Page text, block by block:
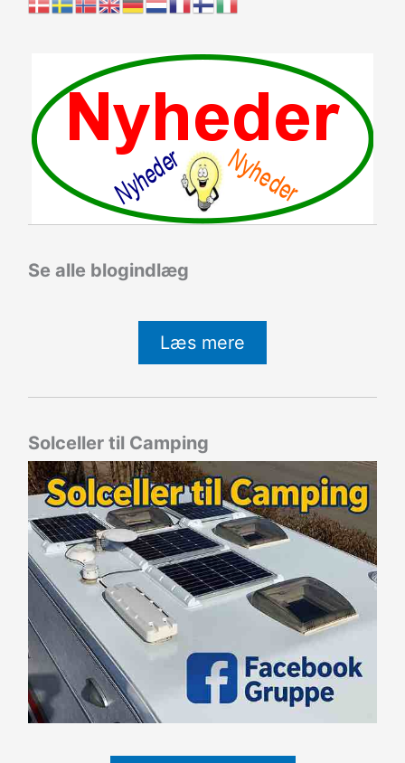
Se alle blogindlæg
Læs mere
Solceller til Camping